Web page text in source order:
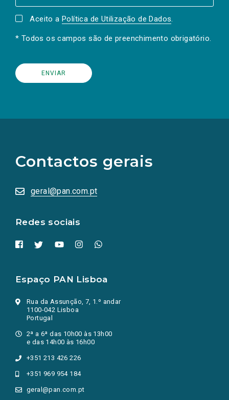
Aceito a Política de Utilização de Dados.
* Todos os campos são de preenchimento obrigatório.
Contactos gerais
geral@pan.com.pt
Redes sociais
redes
sociais
numa
nova
Espaço PAN Lisboa
Rua da Assunção, 7, 1.º andar
1100-042 Lisboa
Portugal
2ª a 6ª das 10h00 às 13h00
e das 14h00 às 16h00
+351 213 426 226
+351 969 954 184
geral@pan.com.pt